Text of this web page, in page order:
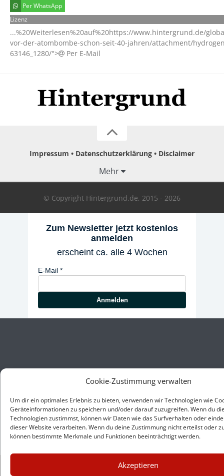
Cookie-Zustimmung verwalten
Um dir ein optimales Erlebnis zu bieten, verwenden wir Technologien wie
Geräteinformationen zu speichern und/oder darauf zuzugreifen. Wenn du
Technologien zustimmst, können wir Daten wie das Surfverhalten oder
dieser Website verarbeiten. Wenn du deine Zustimmung nicht erteilst oder
können bestimmte Merkmale und Funktionen beeinträchtigt werden.
Akzeptieren
Per WhatsApp
Lizenz
...%20Weiterlesen%20auf%20https://www.hintergrund.de/
vor-der-atombombe-schon-seit-40-jahren/attachment/
63146_1280/">
Per E-Mail
Impressum Datenschutzerklärung Disclaimer
Mehr
© Copyright Hintergrund.de, 2015 - 2026
Zum Newsletter jetzt kostenlos
anmelden
erscheint ca. alle 4 Wochen
E-Mail
Anmelden
×